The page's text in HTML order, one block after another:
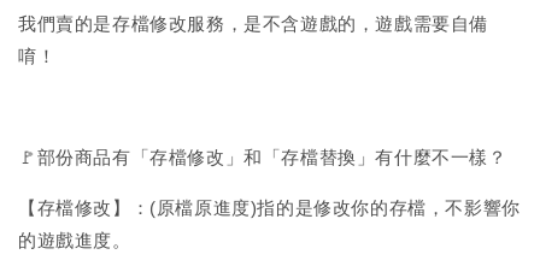
我們賣的是存檔修改服務，是不含遊戲的，遊戲需要自備
唷！
🚩部份商品有「存檔修改」和「存檔替換」有什麼不一樣？
【存檔修改】：(原檔原進度)指的是修改你的存檔，不影響你
的遊戲進度。